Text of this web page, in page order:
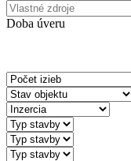
Doba úveru